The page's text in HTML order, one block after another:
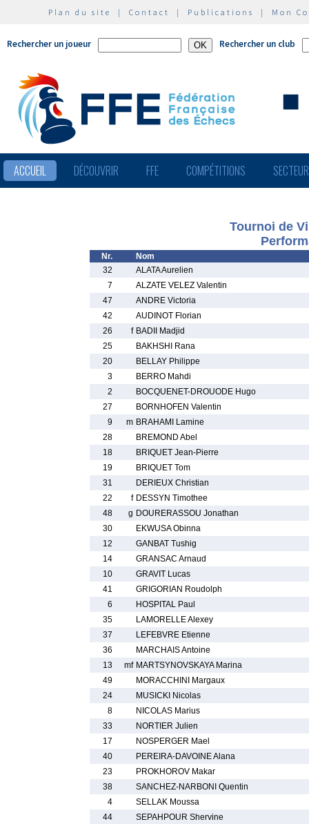
Plan du site | Contact | Publications | Mon
Rechercher un joueur Rechercher un club
ACCUEIL DÉCOUVRIR FFE COMPÉTITIONS
Tournoi de
Nr.
Nom
32
ALATA Aurelien
7
ALZATE VELEZ Valentin
47
ANDRE Victoria
42
AUDINOT Florian
26
f BADII Madjid
25
BAKHSHI Rana
20
BELLAY Philippe
3
BERRO Mahdi
2
BOCQUENET-DROUODE Hugo
27
BORNHOFEN Valentin
9
m BRAHAMI Lamine
28
BREMOND Abel
18
BRIQUET Jean-Pierre
19
BRIQUET Tom
31
DERIEUX Christian
22
f DESSYN Timothee
48
g DOURERASSOU Jonathan
30
EKWUSA Obinna
12
GANBAT Tushig
14
GRANSAC Arnaud
10
GRAVIT Lucas
41
GRIGORIAN Roudolph
6
HOSPITAL Paul
35
LAMORELLE Alexey
37
LEFEBVRE Etienne
36
MARCHAIS Antoine
13
mf MARTSYNOVSKAYA Marina
49
MORACCHINI Margaux
24
MUSICKI Nicolas
8
NICOLAS Marius
33
NORTIER Julien
17
NOSPERGER Mael
40
PEREIRA-DAVOINE Alana
23
PROKHOROV Makar
38
SANCHEZ-NARBONI Quentin
4
SELLAK Moussa
44
SEPAHPOUR Shervine